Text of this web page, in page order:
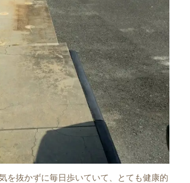
を抜かずに毎日歩いていて、とても健康的